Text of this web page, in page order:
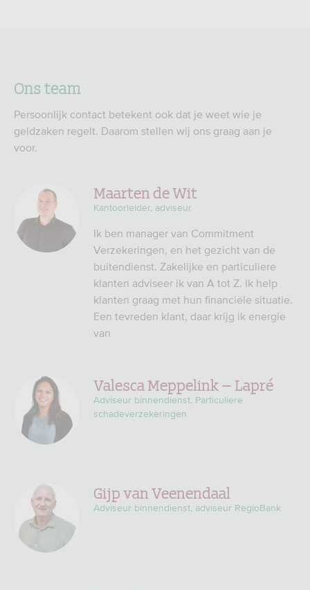
Ons team
Persoonlijk contact betekent ook dat je weet wie je
geldzaken regelt. Daarom stellen wij ons graag aan je
voor.
Maarten de Wit
Kantoorleider, adviseur
Ik ben manager van Commitment
Verzekeringen, en het gezicht van de
buitendienst. Zakelijke en particuliere
klanten adviseer ik van A tot Z. Ik help
klanten graag met hun financiële situatie.
Een tevreden klant, daar krijg ik energie
van
Valesca Meppelink – Lapré
Adviseur binnendienst, Particuliere
schadeverzekeringen
Gijp van Veenendaal
Adviseur binnendienst, adviseur RegioBank